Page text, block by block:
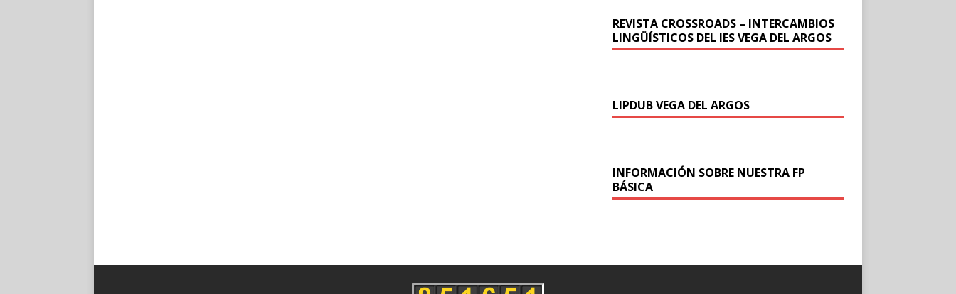
REVISTA CROSSROADS – INTERCAMBIOS
LINGÜÍSTICOS DEL IES VEGA DEL ARGOS
LIPDUB VEGA DEL ARGOS
INFORMACIÓN SOBRE NUESTRA FP
BÁSICA